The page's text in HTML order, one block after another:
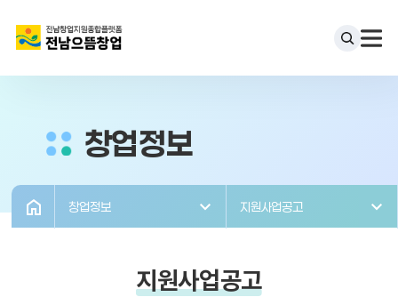
창업정보
창업정보 지원사업공고
지원사업공고